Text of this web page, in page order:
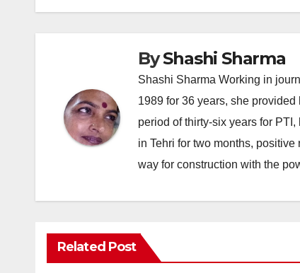
ByShashi Sharma
Shashi Sharma Working in
1989 for 36 years, she
period of thirty-six years for
in Tehri for two months,
way for construction with the
Related Post